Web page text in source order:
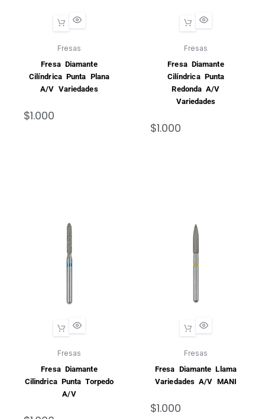
Fresas
Fresa Diamante
Cilíndrica Punta Plana
A/V Variedades
$1.000
Fresas
Fresa Diamante
Cilíndrica Punta
Redonda A/V
Variedades
$1.000
Fresas
Fresa Diamante
Cilindrica Punta Torpedo
A/V
Fresas
Fresa Diamante Llama
Variedades A/V MANI
$1.000